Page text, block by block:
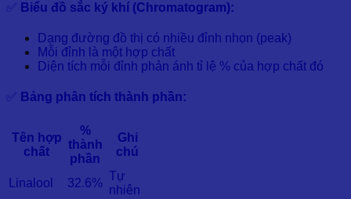
✅ Biểu đồ sắc ký khí (Chromatogram):
Dạng đường đồ thị có nhiều đỉnh nhọn (peak)
Mỗi đỉnh là một hợp chất
Diện tích mỗi đỉnh phản ánh tỉ lệ % của hợp chất đó
✅ Bảng phân tích thành phần:
Tên hợp
chất
%
thành
phần
Ghi
chú
Linalool 32.6%
Tự
nhiên